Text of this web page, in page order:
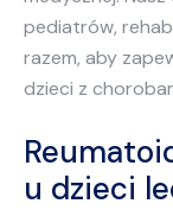
pediatrów,
razem, aby
dzieci z
u dzieci